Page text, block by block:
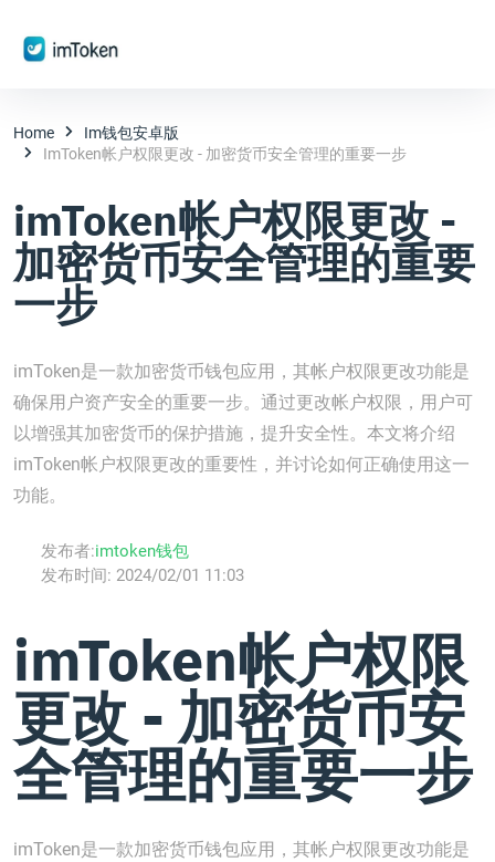
Home
Im钱包安卓版
ImToken帐户权限更改 - 加密货币安全管理的重要一步
imToken帐户权限更改 -
加密货币安全管理的重要
一步
imToken是一款加密货币钱包应用，其帐户权限更改功能是
确保用户资产安全的重要一步。通过更改帐户权限，用户可
以增强其加密货币的保护措施，提升安全性。本文将介绍
imToken帐户权限更改的重要性，并讨论如何正确使用这一
功能。
发布者:imtoken钱包
发布时间: 2024/02/01 11:03
imToken帐户权限
更改 - 加密货币安
全管理的重要一步
imToken是一款加密货币钱包应用，其帐户权限更改功能是